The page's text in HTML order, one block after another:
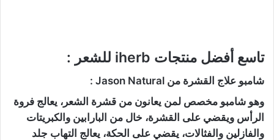
تاسع أفضل منتجات iherb للشعر :
شامبو علاج القشرة من Jason Natural :
وهو شامبو مخصص لمن يعانون من قشرة الشعر، يعالج فروة
الرأس ويقضي على القشرة، خال من البارابين والكبريتات
والفازلين والفثالات، يقضي على الحكة، يعالج التهاب جلد